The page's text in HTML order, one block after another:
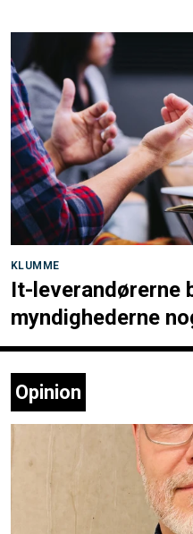
KLUMME
It-leverandørerne
myndighederne
Opinion